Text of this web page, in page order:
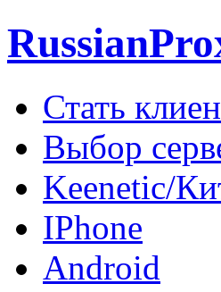
Стать
Выбор
Keenetic/
IPhone
Android